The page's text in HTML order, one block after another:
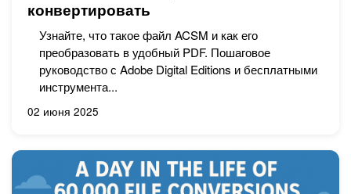
конвертировать
Узнайте, что такое файл ACSM и как его
преобразовать в удобный PDF. Пошаговое
руководство с Adobe Digital Editions и бесплатными
инструмента...
02 июня 2025